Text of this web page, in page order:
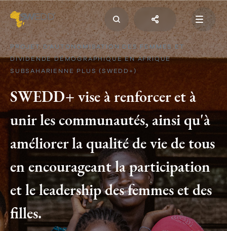
Aller
au
contenu
principal
Main
navigation
PROJET D’AUTONOMISATION DES FEMMES ET
DIVIDENDE DÉMOGRAPHIQUE EN AFRIQUE
SUBSAHARIENNE PLUS (SWEDD+)
SWEDD+ vise à renforcer et à
unir les communautés, ainsi qu'à
améliorer la qualité de vie de tous
en encourageant la participation
et le leadership des femmes et des
filles.